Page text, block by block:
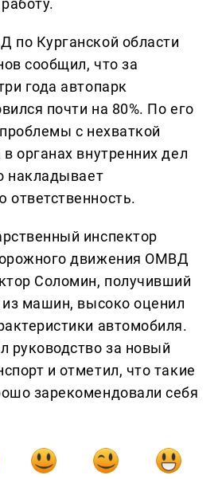
по Курганской области
сообщил, что за
года автопарк
почти на 80%. По его
с нехваткой
в органах внутренних дел
накладывает
ответственность.
инспектор
движения ОМВД
Соломин, получивший
машин, высоко оценил
автомобиля.
руководство за новый
и отметил, что такие
зарекомендовали себя